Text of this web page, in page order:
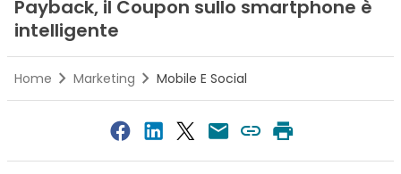
Payback, il Coupon sullo smartphone è
intelligente
Home Marketing Mobile E Social